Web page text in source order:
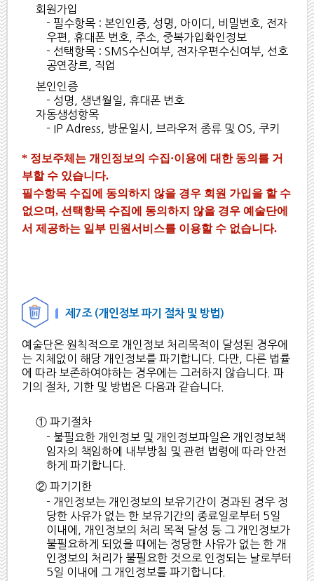
회원가입
- 필수항목 : 본인인증, 성명, 아이디, 비밀번호, 전자
우편, 휴대폰 번호, 주소, 중복가입확인정보
- 선택항목 : SMS수신여부, 전자우편수신여부, 선호
공연장르, 직업
본인인증
- 성명, 생년월일, 휴대폰 번호
자동생성항목
- IP Adress, 방문일시, 브라우저 종류 및 OS, 쿠키
* 정보주체는 개인정보의 수집·이용에 대한 동의를 거
부할 수 있습니다.
필수항목 수집에 동의하지 않을 경우 회원 가입을 할 수
없으며,선택항목 수집에 동의하지 않을 경우 예술단에
서 제공하는 일부 민원서비스를 이용할 수 없습니다.
제7조 (개인정보 파기 절차 및 방법)
예술단은 원칙적으로 개인정보 처리목적이 달성된 경우에
는 지체없이 해당 개인정보를 파기합니다. 다만, 다른 법률
에 따라 보존하여야하는 경우에는 그러하지 않습니다. 파
기의 절차, 기한 및 방법은 다음과 같습니다.
① 파기절차
- 불필요한 개인정보 및 개인정보파일은 개인정보책
임자의 책임하에 내부방침 및 관련 법령에 따라 안전
하게 파기합니다.
② 파기기한
- 개인정보는 개인정보의 보유기간이 경과된 경우 정
당한 사유가 없는 한 보유기간의 종료일로부터 5일
이내에, 개인정보의 처리 목적 달성 등 그 개인정보가
불필요하게 되었을 때에는 정당한 사유가 없는 한 개
인정보의 처리가 불필요한 것으로 인정되는 날로부터
5일 이내에 그 개인정보를 파기합니다.